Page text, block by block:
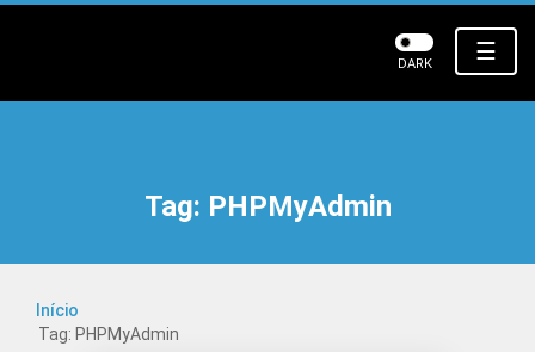
☰
DARK
Tag: PHPMyAdmin
Início
Tag: PHPMyAdmin